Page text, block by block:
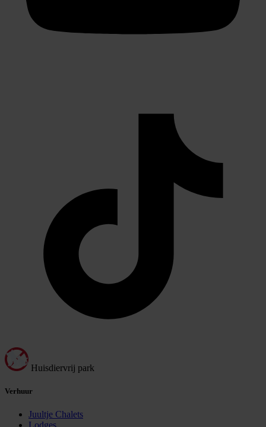
Huisdiervrij park
Verhuur
Juultje Chalets